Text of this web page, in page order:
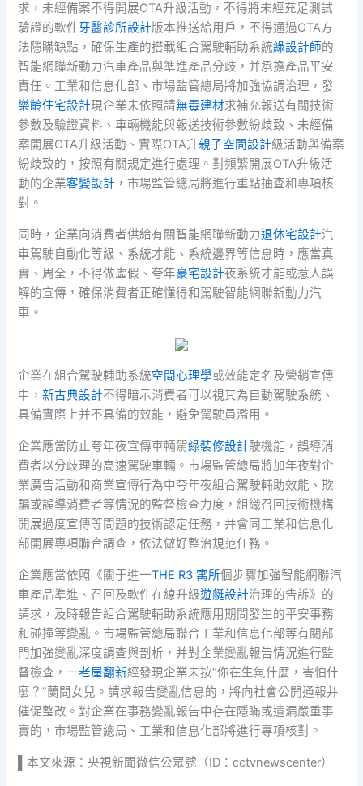
求，未經備案不得開展OTA升級活動，不得將未經充足測試
驗證的軟件牙醫診所設計版本推送給用戶，不得通過OTA方
法隱瞞缺點，確保生產的搭載組合駕駛輔助系統綠設計師的
智能網聯新動力汽車產品與準進產品分歧，并承擔產品平安
責任。工業和信息化部、市場監管總局將加強協調治理，發
樂齡住宅設計現企業未依照請無毒建材求補充報送有關技術
參數及驗證資料、車輛機能與報送技術參數紛歧致、未經備
案開展OTA升級活動、實際OTA升親子空間設計級活動與備案
紛歧致的，按照有關規定進行處理。對頻繁開展OTA升級活
動的企業客變設計 ，市場監管總局將進行重點抽查和專項核
對。
同時，企業向消費者供給有關智能網聯新動力退休宅設計汽
車駕駛自動化等級、系統才能、系統邊界等信息時，應當真
實、周全，不得做虛假、夸年豪宅設計夜系統才能或惹人誤
解的宣傳，確保消費者正確懂得和駕駛智能網聯新動力汽
車。
企業在組合駕駛輔助系統空間心理學或效能定名及營銷宣傳
中，新古典設計不得暗示消費者可以視其為自動駕駛系統、
具備實際上并不具備的效能，避免駕駛員濫用。
企業應當防止夸年夜宣傳車輛駕綠裝修設計駛機能，誤導消
費者以分歧理的高速駕駛車輛。市場監管總局將加年夜對企
業廣告活動和商業宣傳行為中夸年夜組合駕駛輔助效能、欺
騙或誤導消費者等情況的監督檢查力度，組織召回技術機構
開展過度宣傳等問題的技術認定任務，并會同工業和信息化
部開展專項聯合調查，依法做好整治規范任務。
企業應當依照《關于進一THE R3 寓所個步驟加強智能網聯汽
車產品準進、召回及軟件在線升級遊艇設計治理的告訴》的
請求，及時報告組合駕駛輔助系統應用期間發生的平安事務
和碰撞等變亂。市場監管總局聯合工業和信息化部等有關部
門加強變亂深度調查與剖析，并對企業變亂報告情況進行監
督檢查，一老屋翻新經發現企業未按“你在生氣什麼，害怕什
麼？”蘭問女兒。請求報告變亂信息的，將向社會公開通報并
催促整改。對企業在事務變亂報告中存在隱瞞或遺漏嚴重事
實的，市場監管總局、工業和信息化部將進行專項核對。
▌本文來源：央視新聞微信公眾號（ID：cctvnewscenter）